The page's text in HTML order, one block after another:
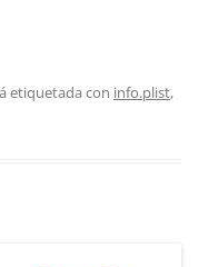
etiquetada con info.plist,